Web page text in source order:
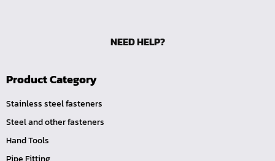
หน้าแปลนเหล็กเกลียวใน JEF PN40
หน้าแปลนเหล็กเกลียวใน JEF 10K TR
หน้าแปลนเหล็กเกลียวใน JEF 150P
หน้าแปลนเหล็กสวมเชื่อม JEF SWRF 150P
หน้าแปลนเหล็กคอสูง JEF WNRF 300P
NEED HELP?
Product Category
Stainless steel fasteners
Steel and other fasteners
Hand Tools